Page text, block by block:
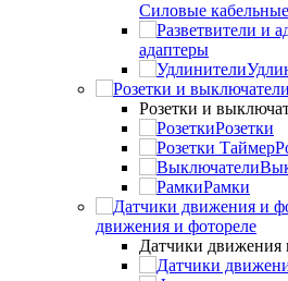
Силовые
адаптеры
Розетки и
Розетки
Рамки
движения и фотореле
Датчики движения